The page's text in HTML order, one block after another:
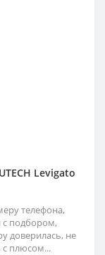
Levigato
телефона,
с подбором,
доверилась, не
с плюсом...